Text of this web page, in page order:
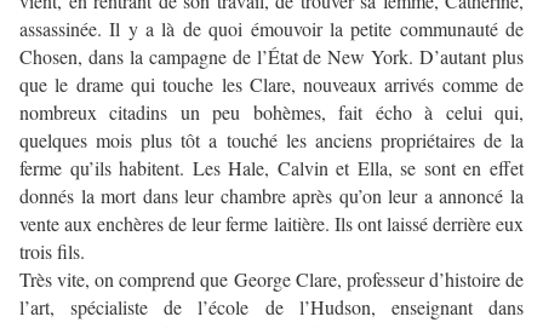
assassinée. Il y a là de quoi émouvoir la petite communauté de
Chosen, dans la campagne de l’État de New York. D’autant plus
que le drame qui touche les Clare, nouveaux arrivés comme de
nombreux citadins un peu bohèmes, fait écho à celui qui,
quelques mois plus tôt a touché les anciens propriétaires de la
ferme qu’ils habitent. Les Hale, Calvin et Ella, se sont en effet
donnés la mort dans leur chambre après qu’on leur a annoncé la
vente aux enchères de leur ferme laitière. Ils ont laissé derrière eux
trois fils.
Très vite, on comprend que George Clare, professeur d’histoire de
l’art, spécialiste de l’école de l’Hudson, enseignant dans